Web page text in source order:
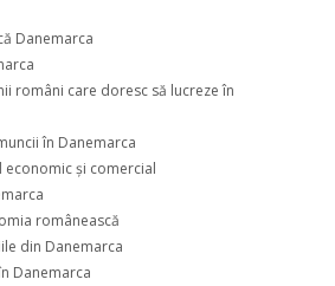
Danemarca
români care doresc să lucreze în
în Danemarca
şi comercial
românească
din Danemarca
Danemarca